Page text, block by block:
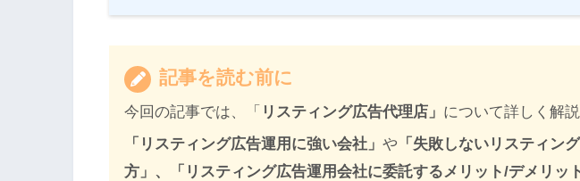
記事を読む前に
今回の記事では、「 リスティング広告代理店」 について詳しく解
「リスティング広告運用に強い会社」や 「失敗しないリスティン
方」 、「 リスティング広告運用会社に委託するメリット/デメリッ